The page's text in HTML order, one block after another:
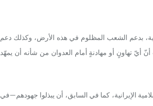
بدعم الشعب المظلوم في هذه الأرض، وكذلك دعم
أيّ تهاونٍ أو مهادنةٍ أمام العدوان من شأنه أن يمهّد
الإيرانية، كما في السابق، أن يبذلوا جهودهم—في